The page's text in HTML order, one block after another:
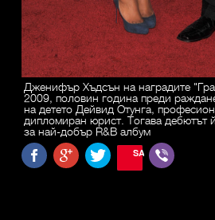
Дженифър Хъдсън на наградите
2009, половин година преди
на детето Дейвид Отунга,
дипломиран юрист. Тогава дебютът
за най-добър R&B албум
SAVE